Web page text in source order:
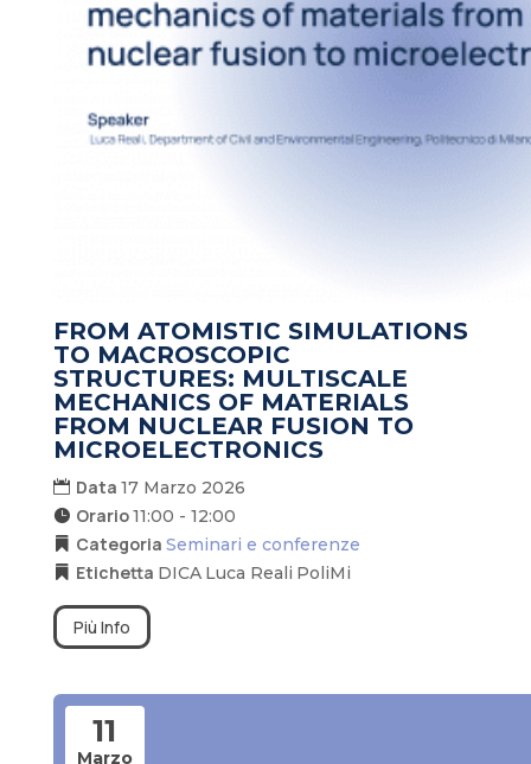
FROM ATOMISTIC SIMULATIONS
TO MACROSCOPIC
STRUCTURES: MULTISCALE
MECHANICS OF MATERIALS
FROM NUCLEAR FUSION TO
MICROELECTRONICS
Data 17 Marzo 2026
Orario11:00 - 12:00
Categoria Seminari e conferenze
Etichetta DICA Luca Reali PoliMi
Più Info
11
Marzo